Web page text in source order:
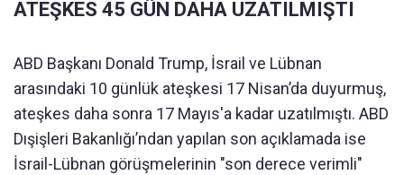
ATEŞKES 45 GÜN DAHA UZATILMIŞTI
ABD Başkanı Donald Trump, İsrail ve Lübnan
arasındaki 10 günlük ateşkesi 17 Nisan’da duyurmuş,
ateşkes daha sonra 17 Mayıs'a kadar uzatılmıştı. ABD
Dışişleri Bakanlığı’ndan yapılan son açıklamada ise
İsrail-Lübnan görüşmelerinin "son derece verimli"